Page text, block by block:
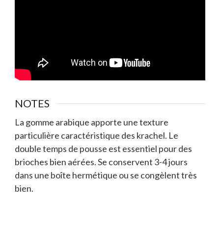
NOTES
La gomme arabique apporte une texture
particulière caractéristique des krachel. Le
double temps de pousse est essentiel pour des
brioches bien aérées. Se conservent 3-4 jours
dans une boîte hermétique ou se congèlent très
bien.